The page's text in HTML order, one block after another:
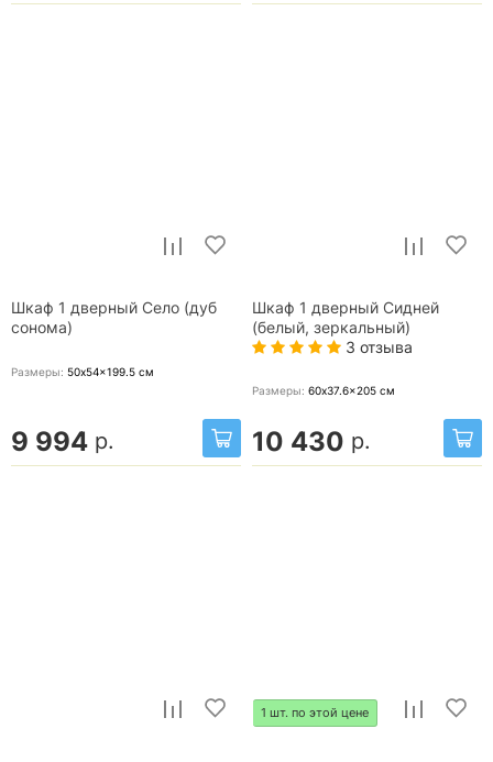
Шкаф 1 дверный Село (дуб
сонома)
Размеры: 50x54x199.5 см
9 994 р.
Шкаф 1 дверный Сидней
(белый, зеркальный)
3 отзыва
Размеры: 60x37.6x205 см
10 430 р.
1 шт. по этой цене